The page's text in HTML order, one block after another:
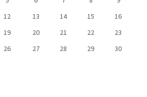
12 13 14 15
16
19 20 21 22
23
26 27 28 29
30